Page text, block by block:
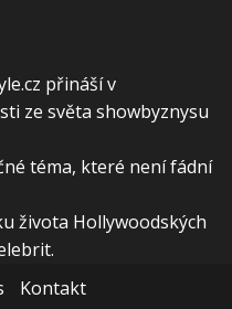
přináší v
ze světa showbyznysu
téma, které není fádní
života Hollywoodských
Kontakt